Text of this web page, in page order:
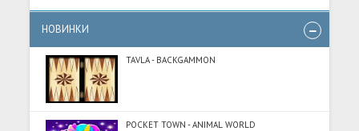
НОВИНКИ
TAVLA - BACKGAMMON
POCKET TOWN - ANIMAL WORLD